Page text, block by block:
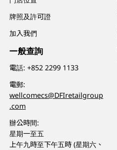
牌照及許可證
加入我們
一般查詢
電話:+852 2299 1133
電郵:
wellcomecs@DFIretailgroup
.com
辦公時間:
星期一至五
上午九時至下午五時 (星期六、